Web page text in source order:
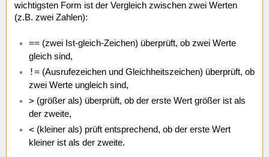
wichtigsten Form ist der Vergleich zwischen zwei Werten
(z.B. zwei Zahlen):
== (zwei Ist-gleich-Zeichen) überprüft, ob zwei Werte
gleich sind,
!= (Ausrufezeichen und Gleichheitszeichen) überprüft, ob
zwei Werte ungleich sind,
> (größer als) überprüft, ob der erste Wert größer ist als
der zweite,
< (kleiner als) prüft entsprechend, ob der erste Wert
kleiner ist als der zweite.